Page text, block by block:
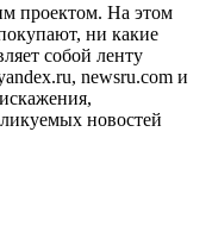
проектом. На этом
ни какие
собой ленту
newsru.com и
новостей